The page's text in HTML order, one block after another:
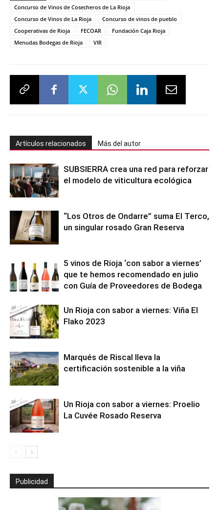
Concurso de Vinos de Cosecheros de La Rioja
Concurso de Vinos de La Rioja
Concurso de vinos de pueblo
Cooperativas de Rioja
FECOAR
Fundación Caja Rioja
Menudas Bodegas de Rioja
VIR
Artículos relacionados Más del autor
SUBSIERRA crea una red para reforzar
el modelo de viticultura ecológica
“Los Otros de Ondarre” suma El Terco,
un singular rosado Gran Reserva
5 vinos de Rioja ‘con sabor a viernes’
que te hemos recomendado en julio
con Guía de Proveedores de Bodega
Un Rioja con sabor a viernes: Viña El
Flako 2023
Marqués de Riscal lleva la
certificación sostenible a la viña
Un Rioja con sabor a viernes: Proelio
La Cuvée Rosado Reserva
Publicidad